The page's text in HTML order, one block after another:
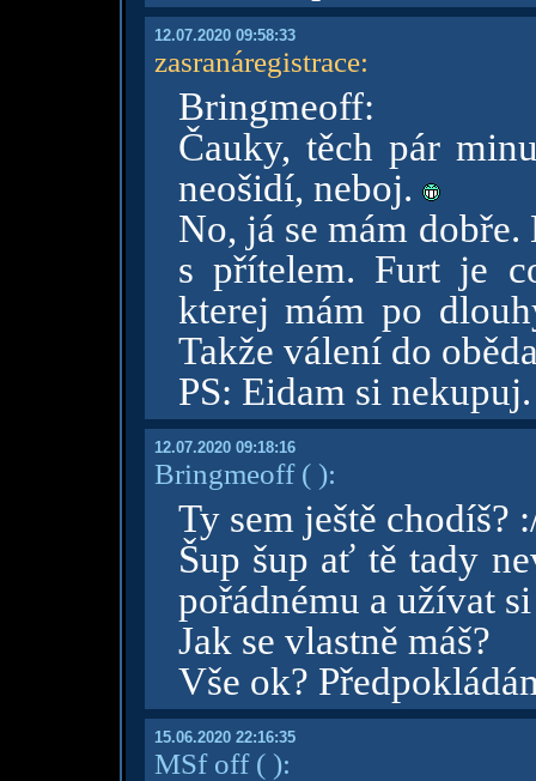
12.07.2020 09:58:33
zasranáregistrace:
Bringmeoff:
Čauky, těch pár
neošidí, neboj.
No, já se mám
s přítelem. Furt je
kterej mám po
Takže válení do
PS: Eidam si
12.07.2020 09:18:16
Bringmeoff( ):
Ty sem ještě chodíš?
Šup šup ať tě tady
pořádnému a užívat
Jak se vlastně máš?
Vše ok?
15.06.2020 22:16:35
MSf off( ):